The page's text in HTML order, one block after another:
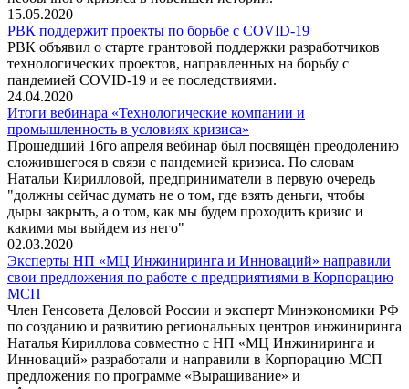
15.05.2020
РВК поддержит проекты по борьбе с COVID-19
РВК объявил о старте грантовой поддержки разработчиков
технологических проектов, направленных на борьбу с
пандемией COVID-19 и ее последствиями.
24.04.2020
Итоги вебинара «Технологические компании и
промышленность в условиях кризиса»
Прошедший 16го апреля вебинар был посвящён преодолению
сложившегося в связи с пандемией кризиса. По словам
Натальи Кирилловой, предприниматели в первую очередь
"должны сейчас думать не о том, где взять деньги, чтобы
дыры закрыть, а о том, как мы будем проходить кризис и
какими мы выйдем из него"
02.03.2020
Эксперты НП «МЦ Инжиниринга и Инноваций» направили
свои предложения по работе с предприятиями в Корпорацию
МСП
Член Генсовета Деловой России и эксперт Минэкономики РФ
по созданию и развитию региональных центров инжиниринга
Наталья Кириллова совместно с НП «МЦ Инжиниринга и
Инноваций» разработали и направили в Корпорацию МСП
предложения по программе «Выращивание» и